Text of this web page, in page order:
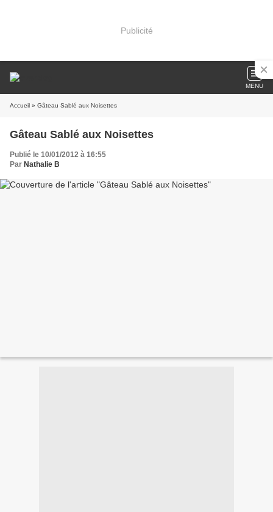
Publicité
MENU
Accueil » Gâteau Sablé aux Noisettes
Gâteau Sablé aux Noisettes
Publié le 10/01/2012 à 16:55
Par Nathalie B